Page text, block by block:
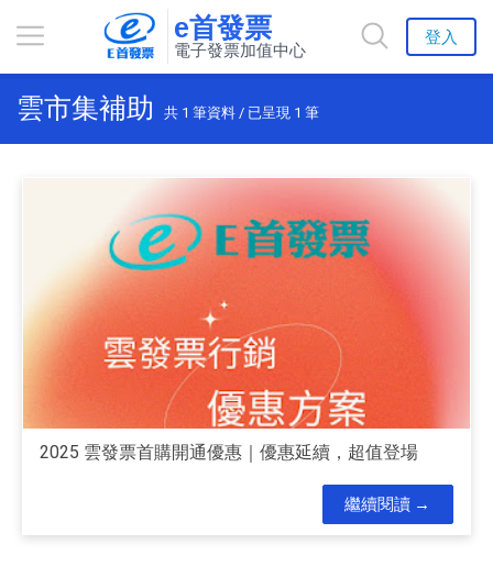
e首發票
電子發票加值中心
登入
雲市集補助 共 1 筆資料 / 已呈現 1 筆
2025 雲發票首購開通優惠｜優惠延續，超值登場
繼續閱讀